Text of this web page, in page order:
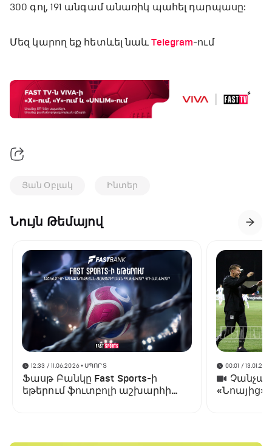
300 գոլ, 191 անգամ անառիկ պահել դարպասը:
Մեզ կարող եք հետևել նաև Telegram-ում
Յան Օբլակ Ինտեր
Նույն Թեմայով
12:33 / 11.06.2026• ՍՊՈՐՏ
Ֆասթ Բանկը Fast Sports-ի
եթերում ֆուտբոլի աշխարհի
00:01 /
«Նոայից»